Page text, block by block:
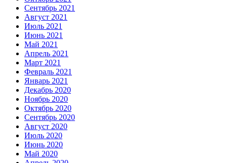
Сентябрь 2021
Август 2021
Июль 2021
Июнь 2021
Май 2021
Апрель 2021
Март 2021
Февраль 2021
Январь 2021
Декабрь 2020
Ноябрь 2020
Октябрь 2020
Сентябрь 2020
Август 2020
Июль 2020
Июнь 2020
Май 2020